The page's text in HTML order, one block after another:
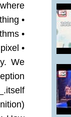
• Images are generated from nothing
• Voices are cloned by algorithms
• Reality itself can be manufactured pixel by pixel
We
itself.________________________________________